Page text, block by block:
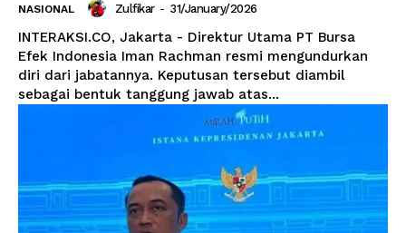
NASIONAL Zulfikar - 31/January/2026
INTERAKSI.CO, Jakarta - Direktur Utama PT Bursa
Efek Indonesia Iman Rachman resmi mengundurkan
diri dari jabatannya. Keputusan tersebut diambil
sebagai bentuk tanggung jawab atas...